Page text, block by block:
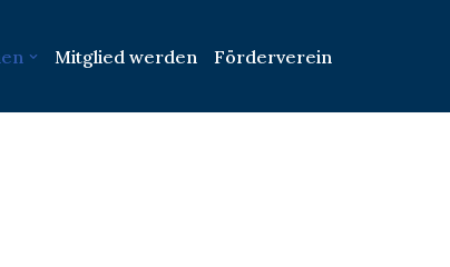
Mitglied werden Förderverein